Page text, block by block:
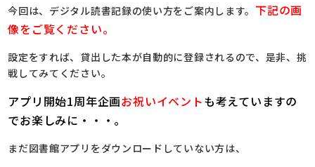
今回は、デジタル読書記録の使い方をご案内します。 下記の画
像をご覧ください。
設定をすれば、貸出した本が自動的に登録されるので、是非、挑
戦してみてください。
アプリ開始1周年企画お祝いイベントも考えていますの
でお楽しみに・・・。
まだ図書館アプリをダウンロードしていない方は、